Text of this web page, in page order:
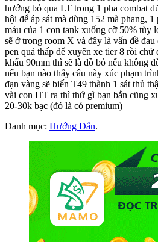
hướng bỏ qua LT trong 1 pha combat
hội để áp sát mà dùng 152 mà phang,
máu của 1 con tank xuống cỡ 50% tùy
sẽ ở trong room X và đây là vấn đề
pen quá thấp để xuyên xe tier 8 rồi
khẩu 90mm thì sẽ là đồ bỏ nếu không
nếu bạn nào thấy câu này xúc phạm
đạn vàng sẽ biến T49 thành 1 sát thủ
vài con HT ra thì thứ gì bạn bắn cũng
20-30k bạc (đó là có premium)
Danh mục: Hướng Dẫn.